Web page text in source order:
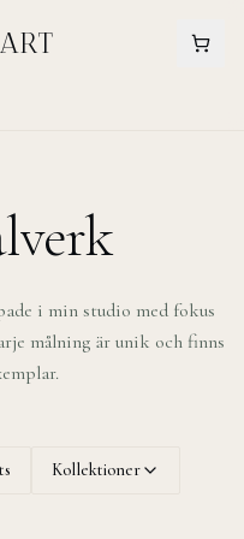
i min studio med fokus
målning är unik och finns
Kollektioner